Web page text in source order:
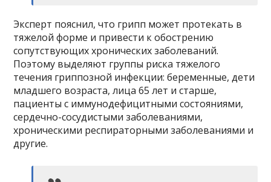
Эксперт пояснил, что грипп может протекать в
тяжелой форме и привести к обострению
сопутствующих хронических заболеваний.
Поэтому выделяют группы риска тяжелого
течения гриппозной инфекции: беременные, дети
младшего возраста, лица 65 лет и старше,
пациенты с иммунодефицитными состояниями,
сердечно-сосудистыми заболеваниями,
хроническими респираторными заболеваниями и
другие.